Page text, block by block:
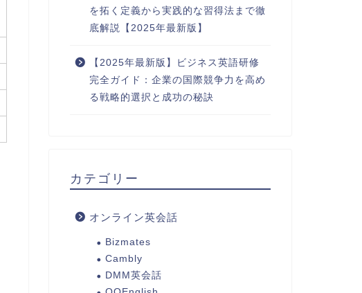
を拓く定義から実践的な習得法まで徹
底解説【2025年最新版】
【2025年最新版】ビジネス英語研修
完全ガイド：企業の国際競争力を高め
る戦略的選択と成功の秘訣
カテゴリー
オンライン英会話
Bizmates
Cambly
DMM英会話